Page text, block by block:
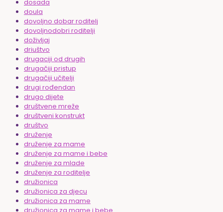
dosada
doula
dovoljno dobar roditelj
dovoljnodobri roditelji
doživljaj
driuštvo
drugaciji od drugih
drugačiji pristup
drugačiji učitelji
drugi rođendan
drugo dijete
društvene mreže
društveni konstrukt
društvo
druženje
druženje za mame
druženje za mame i bebe
druženje za mlade
druženje za roditelje
družionica
družionica za djecu
družionica za mame